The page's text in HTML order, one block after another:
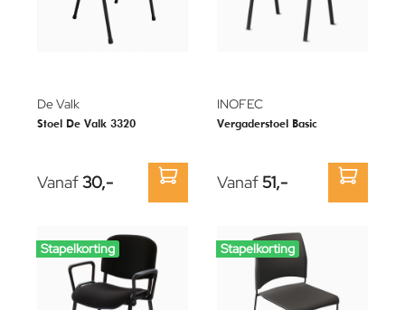
De Valk
Stoel De Valk 3320
Vanaf30,-
INOFEC
Vergaderstoel Basic
Vanaf51,-
Stapelkorting Stapelkorting